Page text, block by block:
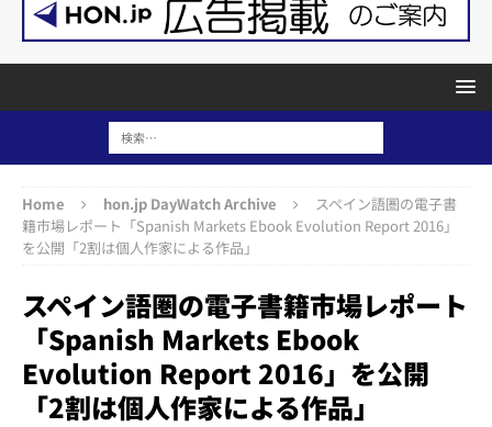
Home hon.jp DayWatch Archive
スペイン語圏の電子書
籍市場レポート「Spanish Markets Ebook Evolution Report 2016」
を公開「2割は個人作家による作品」
スペイン語圏の電子書籍市場レポート
「Spanish Markets Ebook
Evolution Report 2016」を公開
「2割は個人作家による作品」